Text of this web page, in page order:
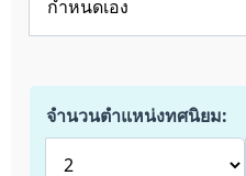
จำนวนตำแหน่งทศนิยม: